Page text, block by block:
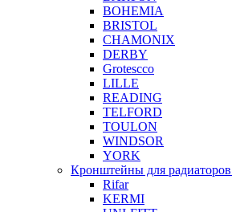
BOHEMIA
BRISTOL
CHAMONIX
DERBY
Grotescco
LILLE
READING
TELFORD
TOULON
WINDSOR
YORK
Кронштейны для радиаторов
Rifar
KERMI